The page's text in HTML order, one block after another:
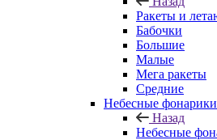
Ракеты и
Бабочки
Большие
Малые
Мега ракеты
Средние
Небесные фонарики
Назад
Небесные